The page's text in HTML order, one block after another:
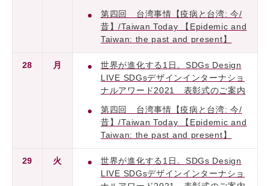
第四回 台湾事情【疫病と台湾: 今/
昔】/Taiwan Today 【Epidemic and
Taiwan: the past and present】
28 月
世界が進化する1日。SDGs Design
LIVE SDGsデザインインターナショ
ナルアワード2021 表彰式のご案内
第四回 台湾事情【疫病と台湾: 今/
昔】/Taiwan Today 【Epidemic and
Taiwan: the past and present】
29 火
世界が進化する1日。SDGs Design
LIVE SDGsデザインインターナショ